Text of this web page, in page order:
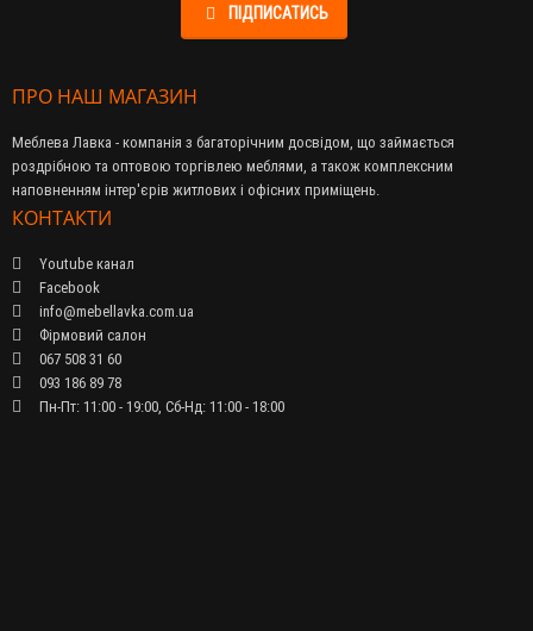
ПІДПИСАТИСЬ
ПРО НАШ МАГАЗИН
Меблева Лавка - компанія з багаторічним досвідом, що займається
роздрібною та оптовою торгівлею меблями, а також комплексним
наповненням інтер'єрів житлових і офісних приміщень.
КОНТАКТИ
Youtube канал
Facebook
info@mebellavka.com.ua
Фірмовий салон
067 508 31 60
093 186 89 78
Пн-Пт: 11:00 - 19:00, Сб-Нд: 11:00 - 18:00